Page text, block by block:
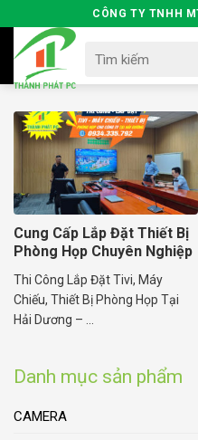
to
content
CÔNG TY TNHH
for:
Danh mục sản phẩm
CAMERA
Cung Cấp Lắp Đặt Thiết Bị
Phòng Họp Chuyên Nghiệp
Thi Công Lắp Đặt Tivi, Máy
Chiếu, Thiết Bị Phòng Họp Tại
Hải Dương – ...